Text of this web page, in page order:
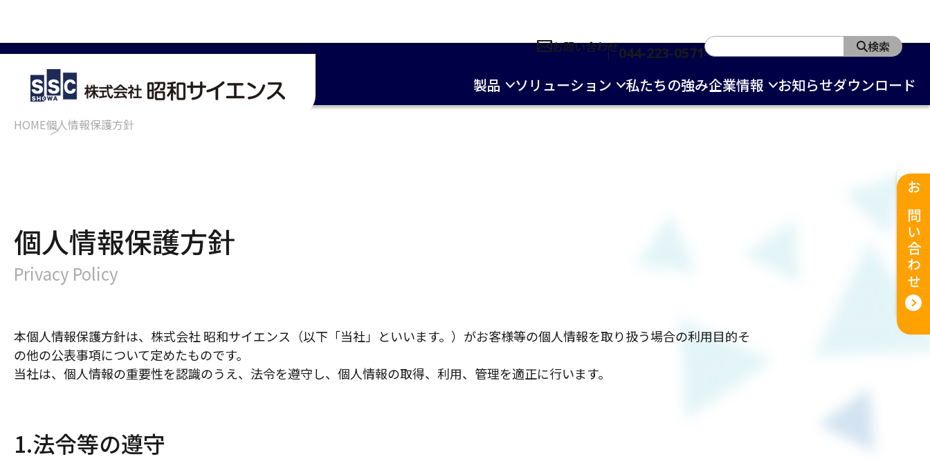
お問い合わせ044-223-0571 検索
製品 ソリューション 私たちの強み企業情報 お知らせダウンロード
HOME個人情報保護方針
個人情報保護方針
Privacy Policy
本個人情報保護方針は、株式会社 昭和サイエンス（以下「当社」といいます。）がお客様等の個人情報を取り扱う場合の利用目的そ
の他の公表事項について定めたものです。
当社は、個人情報の重要性を認識のうえ、法令を遵守し、個人情報の取得、利用、管理を適正に行います。
1.法令等の遵守
お問い合わせ